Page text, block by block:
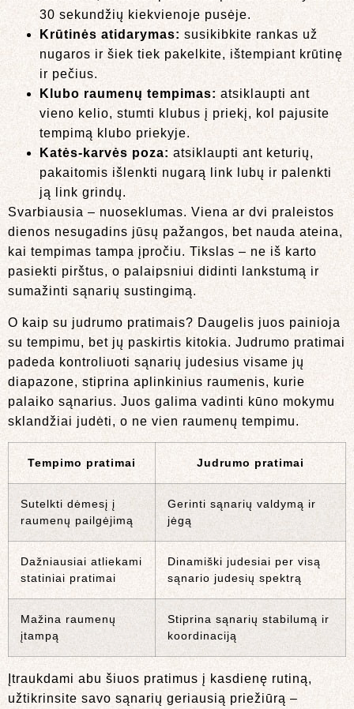
30 sekundžių kiekvienoje pusėje.
Krūtinės atidarymas: susikibkite rankas už
nugaros ir šiek tiek pakelkite, ištempiant krūtinę
ir pečius.
Klubo raumenų tempimas: atsiklaupti ant
vieno kelio, stumti klubus į priekį, kol pajusite
tempimą klubo priekyje.
Katės-karvės poza: atsiklaupti ant keturių,
pakaitomis išlenkti nugarą link lubų ir palenkti
ją link grindų.
Svarbiausia – nuoseklumas. Viena ar dvi praleistos
dienos nesugadins jūsų pažangos, bet nauda ateina,
kai tempimas tampa įpročiu. Tikslas – ne iš karto
pasiekti pirštus, o palaipsniui didinti lankstumą ir
sumažinti sąnarių sustingimą.
O kaip su judrumo pratimais? Daugelis juos painioja
su tempimu, bet jų paskirtis kitokia. Judrumo pratimai
padeda kontroliuoti sąnarių judesius visame jų
diapazone, stiprina aplinkinius raumenis, kurie
palaiko sąnarius. Juos galima vadinti kūno mokymu
sklandžiai judėti, o ne vien raumenų tempimu.
Tempimo pratimai Judrumo pratimai
Sutelkti dėmesį į
raumenų pailgėjimą
Gerinti sąnarių valdymą ir
jėgą
Dažniausiai atliekami
statiniai pratimai
Dinamiški judesiai per visą
sąnario judesių spektrą
Mažina raumenų
įtampą
Stiprina sąnarių stabilumą ir
koordinaciją
Įtraukdami abu šiuos pratimus į kasdienę rutiną,
užtikrinsite savo sąnarių geriausią priežiūrą –